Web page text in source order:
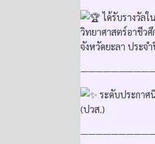
ได้รับรางวัลใ
วิทยาศาสตร์อาชีว
จังหวัดยะลา ประจ
ระดับประกา
(ปวส.)